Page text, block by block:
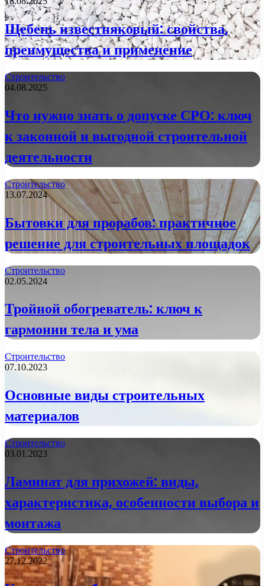
Щебень известняковый: свойства,
преимущества и применение
Строительство
04.08.2025
Что нужно знать о допуске СРО: ключ
к законной и выгодной строительной
деятельности
Строительство
13.07.2024
Бытовки для прорабов: практичное
решение для строительных площадок
Строительство
02.05.2024
Тройной обогреватель: ключ к
гармонии тела и ума
Строительство
07.10.2023
Основные виды строительных
материалов
Строительство
03.01.2023
Ламинат для прихожей: виды,
характеристика, особенности выбора и
монтажа
Строительство
27.12.2022